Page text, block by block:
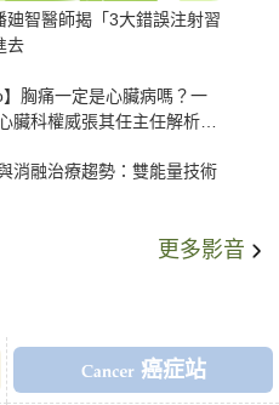
智醫師揭「3大錯誤注射習
去
】胸痛一定是心臟病嗎？一
臟科權威張其任主任解析支
消融治療趨勢：雙能量技術
更多影音
癌症站